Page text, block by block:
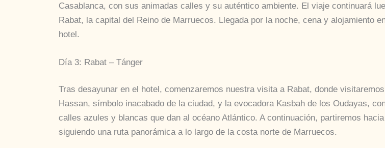
Casablanca, con sus animadas calles y su auténtico ambiente. El viaje continuará
Rabat, la capital del Reino de Marruecos. Llegada por la noche, cena y alojamiento
hotel.
Día 3: Rabat – Tánger
Tras desayunar en el hotel, comenzaremos nuestra visita a Rabat, donde
Hassan, símbolo inacabado de la ciudad, y la evocadora Kasbah de los Oudayas,
calles azules y blancas que dan al océano Atlántico. A continuación, partiremos hacia
siguiendo una ruta panorámica a lo largo de la costa norte de Marruecos.